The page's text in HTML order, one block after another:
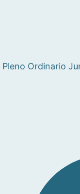
Pleno Ordinario